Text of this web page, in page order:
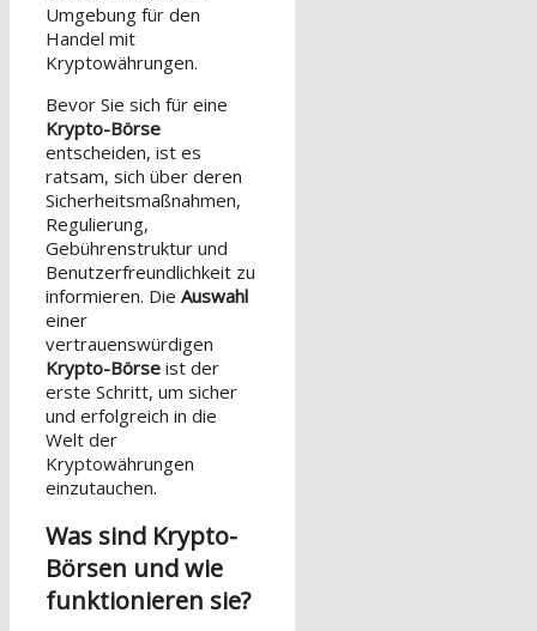
Umgebung für den
Handel mit
Kryptowährungen.
Bevor Sie sich für eine
Krypto-Börse
entscheiden, ist es
ratsam, sich über deren
Sicherheitsmaßnahmen,
Regulierung,
Gebührenstruktur und
Benutzerfreundlichkeit zu
informieren. Die Auswahl
einer
vertrauenswürdigen
Krypto-Börse ist der
erste Schritt, um sicher
und erfolgreich in die
Welt der
Kryptowährungen
einzutauchen.
Was sind Krypto-
Börsen und wie
funktionieren sie?